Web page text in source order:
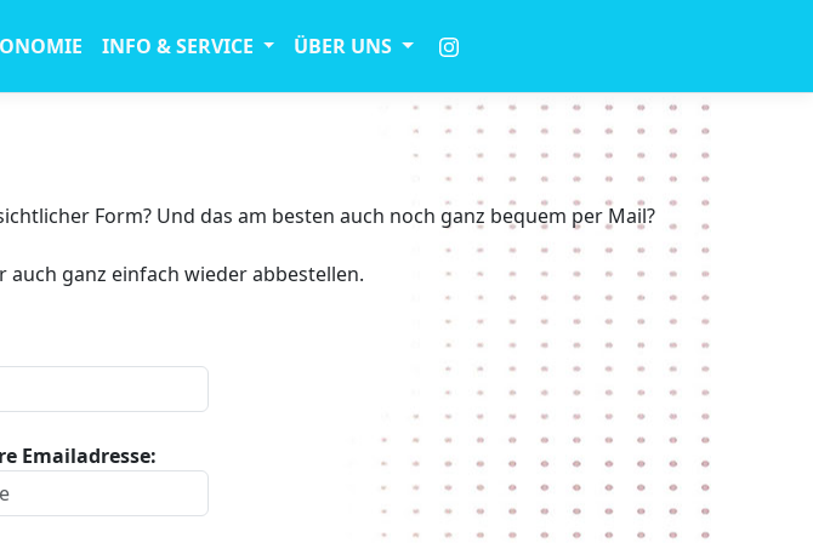
INFO & SERVICE ÜBER UNS
Form? Und das am besten auch noch ganz bequem per Mail?
ganz einfach wieder abbestellen.
Emailadresse: